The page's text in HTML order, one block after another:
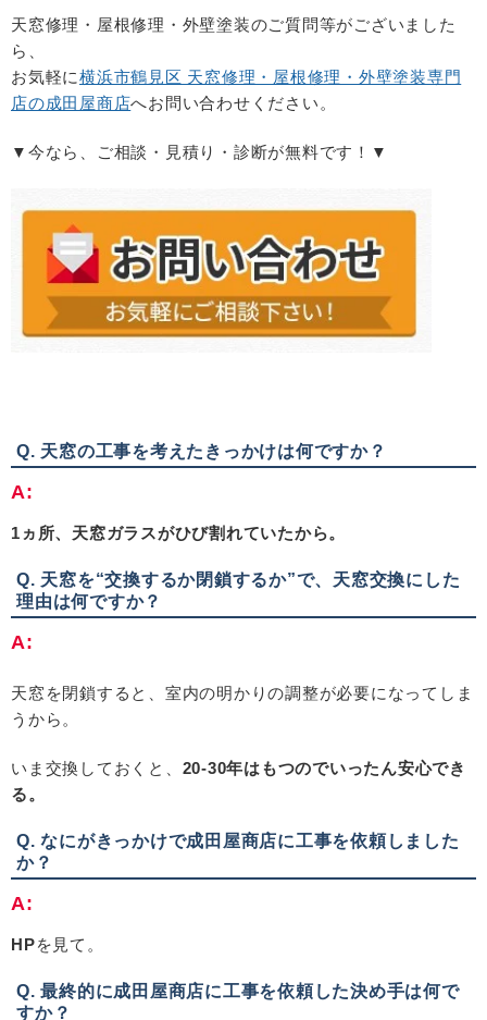
天窓修理・屋根修理・外壁塗装のご質問等がございました
ら、
お気軽に横浜市鶴見区 天窓修理・屋根修理・外壁塗装専門
店の成田屋商店へお問い合わせください。
▼今なら、ご相談・見積り・診断が無料です！▼
Q. 天窓の工事を考えたきっかけは何ですか？
A:
1ヵ所、天窓ガラスがひび割れていたから。
Q. 天窓を“交換するか閉鎖するか”で、天窓交換にした
理由は何ですか？
A:
天窓を閉鎖すると、室内の明かりの調整が必要になってしま
うから。
いま交換しておくと、 20-30年はもつのでいったん安心でき
る。
Q. なにがきっかけで成田屋商店に工事を依頼しました
か？
A:
HPを見て。
Q. 最終的に成田屋商店に工事を依頼した決め手は何で
すか？